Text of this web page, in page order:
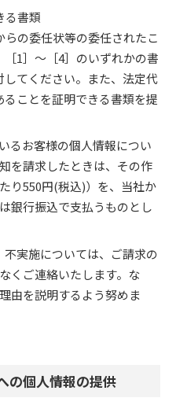
る書類
の委任状等の委任されたこ
1］～［4］のいずれかの書
てください。また、法定代
ことを証明できる書類を提
るお客様の個人情報につい
を請求したときは、その作
り550円(税込)）を、当社か
銀行振込で支払うものとし
実施については、ご請求の
くご連絡いたします。な
由を説明するよう努めま
の個人情報の提供